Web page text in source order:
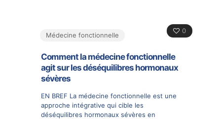
0
Médecine fonctionnelle
Comment la médecine fonctionnelle
agit sur les déséquilibres hormonaux
sévères
EN BREF La médecine fonctionnelle est une
approche intégrative qui cible les
déséquilibres hormonaux sévères en